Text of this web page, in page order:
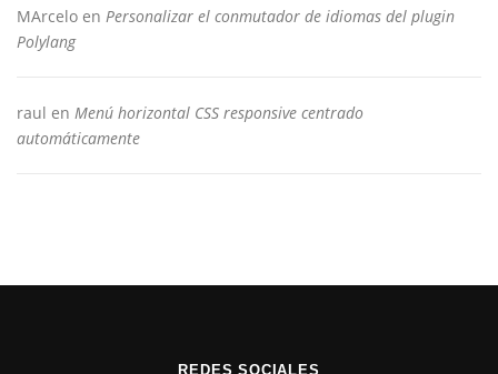
MArcelo en Personalizar el conmutador de idiomas del plugin
Polylang
raul en Menú horizontal CSS responsive centrado
automáticamente
REDES SOCIALES